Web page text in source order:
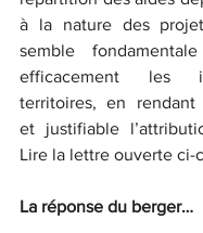
à la nature des
semble
efficacement les
territoires, en rendant
et justifiable
Lire la lettre ouverte ci-
La réponse du berger…